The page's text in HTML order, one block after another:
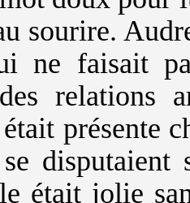
sourire.
ne faisait
relations
présente
était jolie